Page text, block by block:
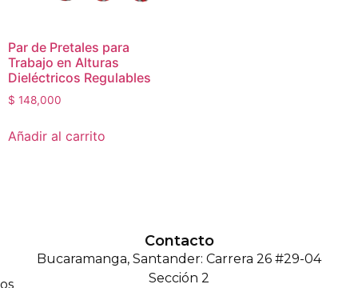
Par de Pretales para
Trabajo en Alturas
Dieléctricos Regulables
$ 148,000
Añadir al carrito
Contacto
Bucaramanga, Santander: Carrera 26 #29-04
Sección 2